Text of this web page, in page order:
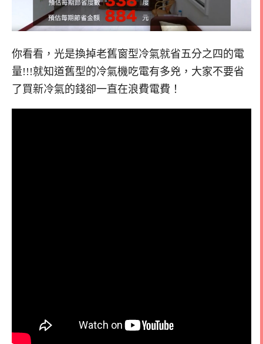
你看看，光是換掉老舊窗型冷氣就省五分之四的電
量!!!就知道舊型的冷氣機吃電有多兇，大家不要省
了買新冷氣的錢卻一直在浪費電費！